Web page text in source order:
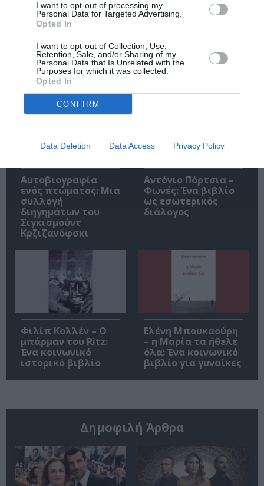
I want to opt-out of processing my
Personal Data for Targeted Advertising.
Opted In
I want to opt-out of Collection, Use,
Retention, Sale, and/or Sharing of my
Personal Data that Is Unrelated with the
Purposes for which it was collected.
Opted In
CONFIRM
Data Deletion Data Access Privacy Policy
Ακολουθήστε το Culturenow.gr
Αυτοβιογραφία
ενός πτώματος: Μια
συλλογή
διηγημάτων του
Σιγκισμούντ
Κρζιζανόφσκι
Αντόνιο Πόρτσια –
Φωνές: Ένα βιβλίο
ως εσωτερικός
διάλογος
Φιλίπ Κολλέν – Ο
μπάρμαν του Ritz:
Ένα κοινωνικό
ιστορικό βιβλίο
Ελένη Μπουκαούρη
– η Μαρία τα ήθελε
όλα: Ένα κοινωνικό
βιβλίο για γυναίκες
Δημοφιλή Άρθρα